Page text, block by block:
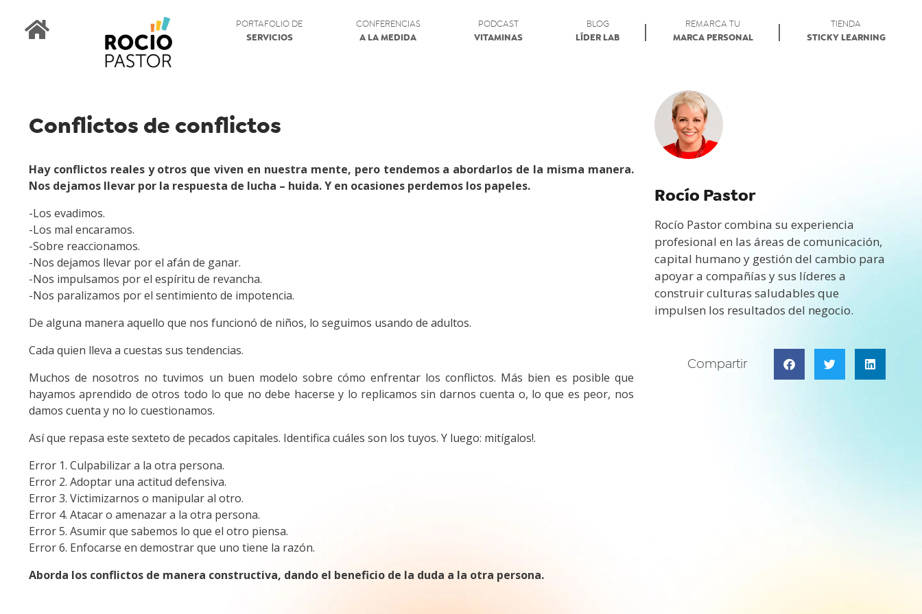
PORTAFOLIO DE
SERVICIOS
CONFERENCIAS
A LA MEDIDA
PODCAST
VITAMINAS
BLOG
LÍDER LAB
REMARCA TU
MARCA PERSONAL
TIENDA
STICKY LEARNING
Conflictos de conflictos
Hay conflictos reales y otros que viven en nuestra mente, pero tendemos a abordarlos de la misma manera.
Nos dejamos llevar por la respuesta de lucha – huida. Y en ocasiones perdemos los papeles.
-Los evadimos.
-Los mal encaramos.
-Sobre reaccionamos.
-Nos dejamos llevar por el afán de ganar.
-Nos impulsamos por el espíritu de revancha.
-Nos paralizamos por el sentimiento de impotencia.
De alguna manera aquello que nos funcionó de niños, lo seguimos usando de adultos.
Cada quien lleva a cuestas sus tendencias.
Muchos de nosotros no tuvimos un buen modelo sobre cómo enfrentar los conflictos. Más bien es posible que
hayamos aprendido de otros todo lo que no debe hacerse y lo replicamos sin darnos cuenta o, lo que es peor, nos
damos cuenta y no lo cuestionamos.
Así que repasa este sexteto de pecados capitales. Identifica cuáles son los tuyos. Y luego: mitígalos!.
Error 1. Culpabilizar a la otra persona.
Error 2. Adoptar una actitud defensiva.
Error 3. Victimizarnos o manipular al otro.
Error 4. Atacar o amenazar a la otra persona.
Error 5. Asumir que sabemos lo que el otro piensa.
Error 6. Enfocarse en demostrar que uno tiene la razón.
Aborda los conflictos de manera constructiva, dando el beneficio de la duda a la otra persona.
Rocío Pastor
Rocío Pastor combina su experiencia
profesional en las áreas de comunicación,
capital humano y gestión del cambio para
apoyar a compañías y sus líderes a
construir culturas saludables que
impulsen los resultados del negocio.
Compartir